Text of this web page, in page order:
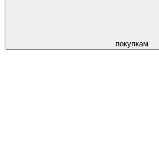
покупкам